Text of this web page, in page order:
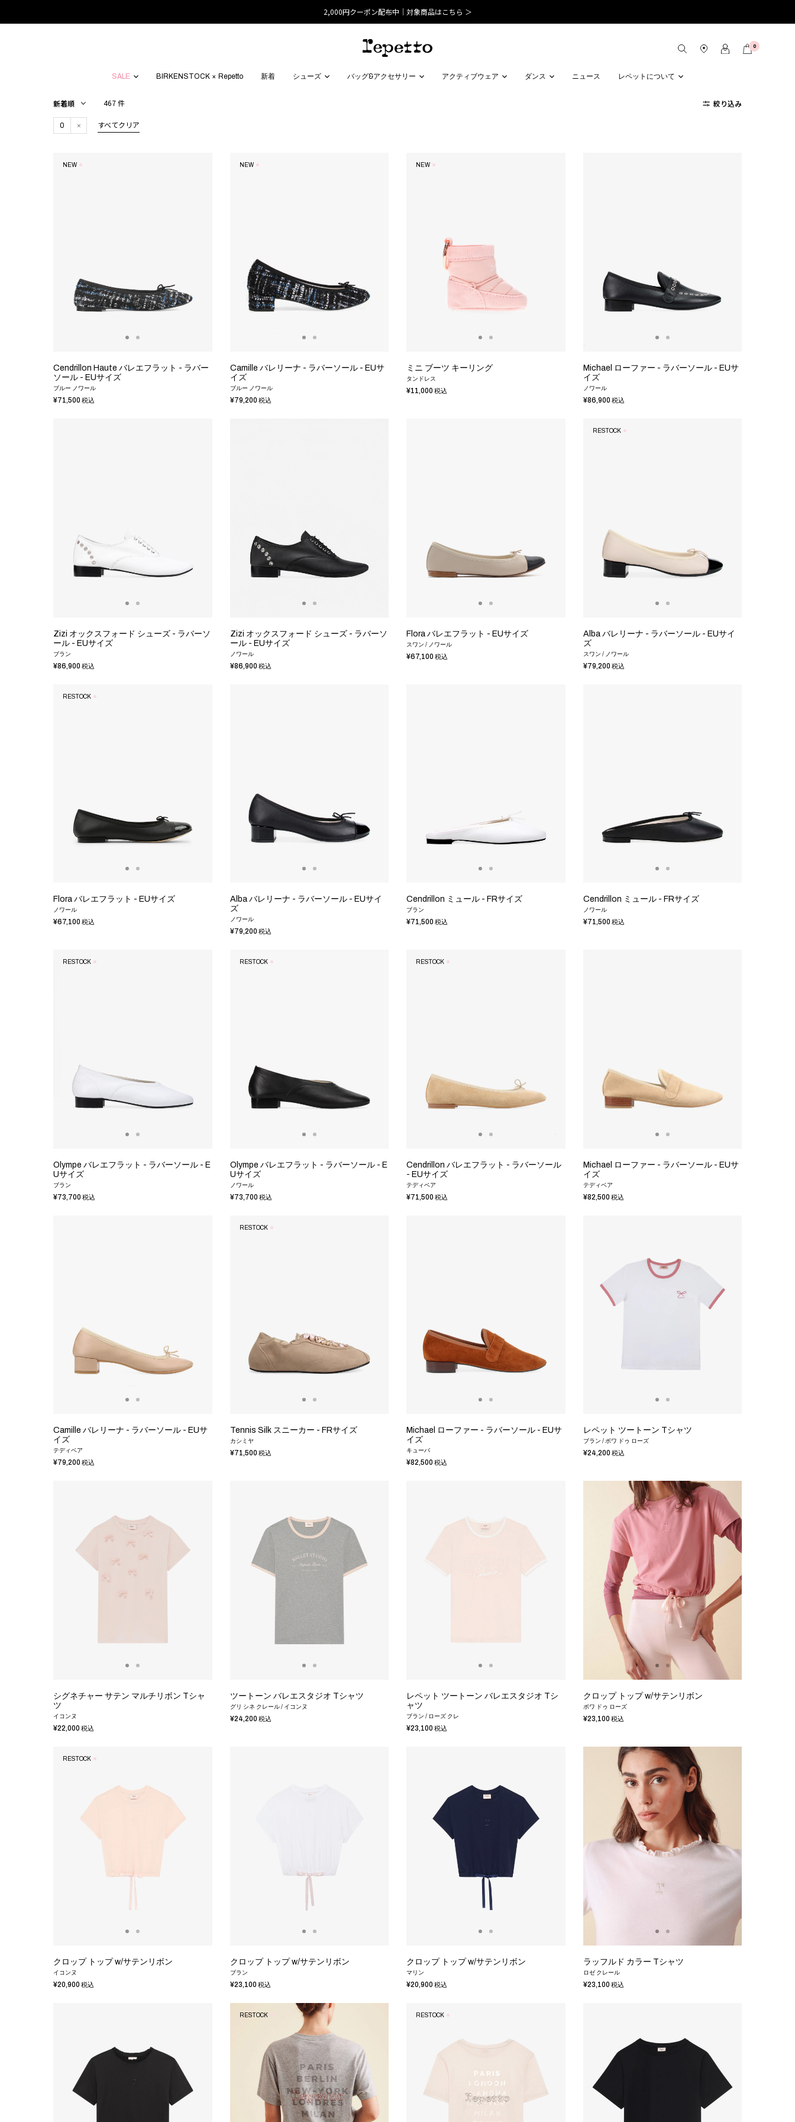
2,000円クーポン配布中｜対象商品はこちら ＞
0
SALE BIRKENSTOCK × Repetto 新着 シューズ バッグ&アクセサリー アクティブウェア ダンス ニュース レペットについて
467 件 絞り込み
0 すべてクリア
NEW
Cendrillon Haute バレエフラット - ラバー
ソール - EUサイズ
ブルー ノワール
¥71,500 税込
NEW
Camille バレリーナ - ラバーソール - EUサ
イズ
ブルー ノワール
¥79,200 税込
NEW
ミニ ブーツ キーリング
タンドレス
¥11,000 税込
Michael ローファー - ラバーソール - EUサ
イズ
ノワール
¥86,900 税込
Zizi オックスフォード シューズ - ラバーソ
ール - EUサイズ
ブラン
¥86,900 税込
Zizi オックスフォード シューズ - ラバーソ
ール - EUサイズ
ノワール
¥86,900 税込
Flora バレエフラット - EUサイズ
スワン / ノワール
¥67,100 税込
RESTOCK
Alba バレリーナ - ラバーソール - EUサイ
ズ
スワン / ノワール
¥79,200 税込
RESTOCK
Flora バレエフラット - EUサイズ
ノワール
¥67,100 税込
Alba バレリーナ - ラバーソール - EUサイ
ズ
ノワール
¥79,200 税込
Cendrillon ミュール - FRサイズ
ブラン
¥71,500 税込
Cendrillon ミュール - FRサイズ
ノワール
¥71,500 税込
RESTOCK
Olympe バレエフラット - ラバーソール - E
Uサイズ
ブラン
¥73,700 税込
RESTOCK
Olympe バレエフラット - ラバーソール - E
Uサイズ
ノワール
¥73,700 税込
RESTOCK
Cendrillon バレエフラット - ラバーソール
- EUサイズ
テディベア
¥71,500 税込
Michael ローファー - ラバーソール - EUサ
イズ
テディベア
¥82,500 税込
Camille バレリーナ - ラバーソール - EUサ
イズ
テディベア
¥79,200 税込
RESTOCK
Tennis Silk スニーカー - FRサイズ
カシミヤ
¥71,500 税込
Michael ローファー - ラバーソール - EUサ
イズ
キューバ
¥82,500 税込
レペット ツートーン Tシャツ
ブラン / ボワ ドゥ ローズ
¥24,200 税込
シグネチャー サテン マルチリボン Tシャ
ツ
イコンヌ
¥22,000 税込
ツートーン バレエスタジオ Tシャツ
グリ シネ クレール / イコンヌ
¥24,200 税込
レペット ツートーン バレエスタジオ Tシ
ャツ
ブラン / ローズ クレ
¥23,100 税込
クロップ トップ w/サテンリボン
ボワ ドゥ ローズ
¥23,100 税込
RESTOCK
クロップ トップ w/サテンリボン
イコンヌ
¥20,900 税込
クロップ トップ w/サテンリボン
ブラン
¥23,100 税込
クロップ トップ w/サテンリボン
マリン
¥20,900 税込
ラッフルド カラー Tシャツ
ロゼ クレール
¥23,100 税込
RESTOCK RESTOCK